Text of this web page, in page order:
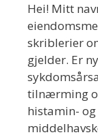
Hei! Mitt
skriblerier
gjelder. Er
tilnærming
histamin-